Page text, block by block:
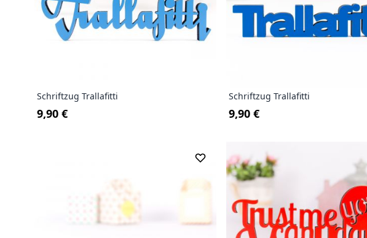
Schriftzug Trallafitti
9,90 €
Schriftzug Trallafitti
9,90 €